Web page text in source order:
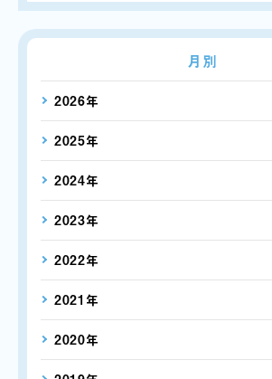
月別
2026年
2025年
2024年
2023年
2022年
2021年
2020年